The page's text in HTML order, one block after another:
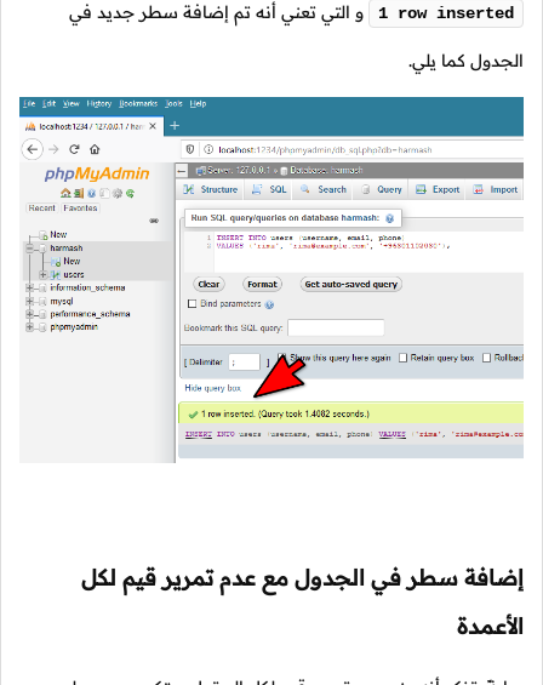
1 row inserted و التي تعني أنه تم إضافة سطر جديد في
الجدول كما يلي.
إضافة سطر في الجدول مع عدم تمرير قيم لكل
الأعمدة